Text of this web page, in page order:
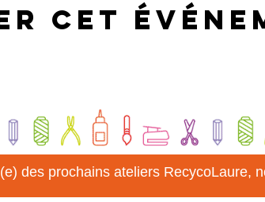
cet
des prochains ateliers RecycoLaure,